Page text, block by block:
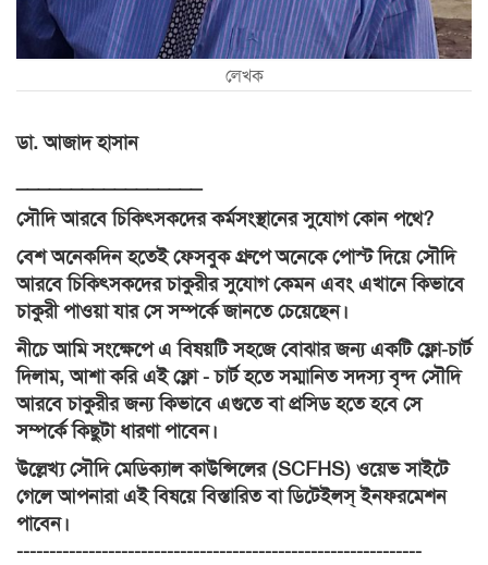
লেখক
ডা. আজাদ হাসান
সৌদি আরবে চিকিৎসকদের কর্মসংস্থানের সুযোগ কোন পথে?
বেশ অনেকদিন হতেই ফেসবুক গ্রুপে অনেকে পোস্ট দিয়ে সৌদি
আরবে চিকিৎসকদের চাকুরীর সুযোগ কেমন এবং এখানে কিভাবে
চাকুরী পাওয়া যার সে সম্পর্কে জানতে চেয়েছেন।
নীচে আমি সংক্ষেপে এ বিষয়টি সহজে বোঝার জন্য একটি ফ্লো-চার্ট
দিলাম, আশা করি এই ফ্লো - চার্ট হতে সম্মানিত সদস্য বৃন্দ সৌদি
আরবে চাকুরীর জন্য কিভাবে এগুতে বা প্রসিড হতে হবে সে
সম্পর্কে কিছুটা ধারণা পাবেন।
উল্লেখ্য সৌদি মেডিক্যাল কাউন্সিলের (SCFHS) ওয়েভ সাইটে
গেলে আপনারা এই বিষয়ে বিস্তারিত বা ডিটেইলস্ ইনফরমেশন
পাবেন।
--------------------------------------------------------------